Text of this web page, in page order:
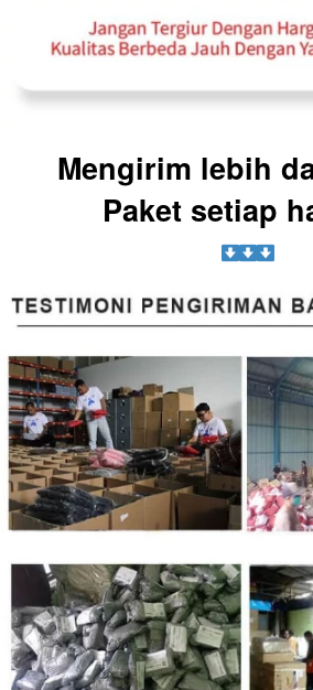
Mengirim lebih
Paket setiap